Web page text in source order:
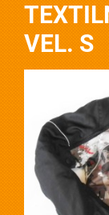
VEL. S